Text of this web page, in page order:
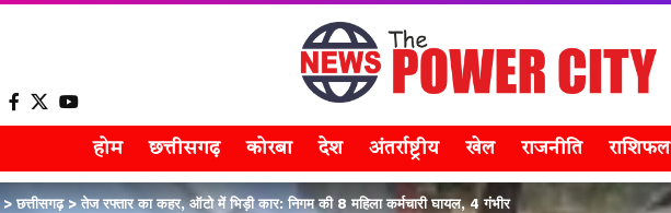
होम छत्तीसगढ़ कोरबा देश अंतर्राष्ट्रीय खेल राजनीति राशिफल
> छत्तीसगढ़>तेज रफ्तार का कहर, ऑटो में भिड़ी कार: निगम की 8 महिला कर्मचारी घायल, 4 गंभीर